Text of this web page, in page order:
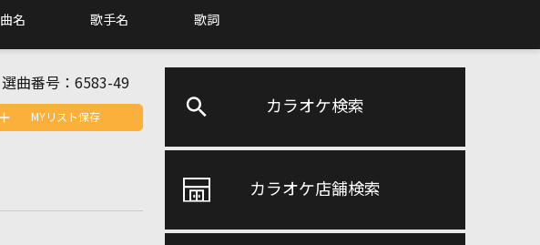
曲名 歌手名 歌詞
カラオケ検索
カラオケ店舗検索
選曲番号： 6583-49
MYリスト保存